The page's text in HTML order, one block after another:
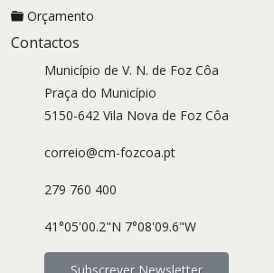
Orçamento
Contactos
Município de V. N. de Foz Côa
Praça do Município
5150-642 Vila Nova de Foz Côa
correio@cm-fozcoa.pt
279 760 400
41°05'00.2"N 7°08'09.6"W